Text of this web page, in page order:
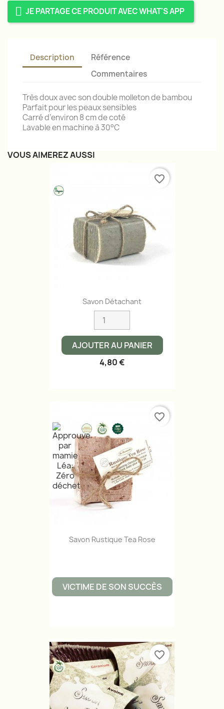
JE PARTAGE CE PRODUIT AVEC WHAT'S APP
Description
Référence
Commentaires
Très doux avec son double molleton de bambou
Parfait pour les peaux sensibles
Carré d’environ 8 cm de coté
Lavable en machine à 30°C
VOUS AIMEREZ AUSSI
Savon Détachant
AJOUTER AU PANIER
4,80 €
favorite_border
Savon Rustique Tea Rose
VICTIME DE SON SUCCÈS
favorite_border
favorite_border